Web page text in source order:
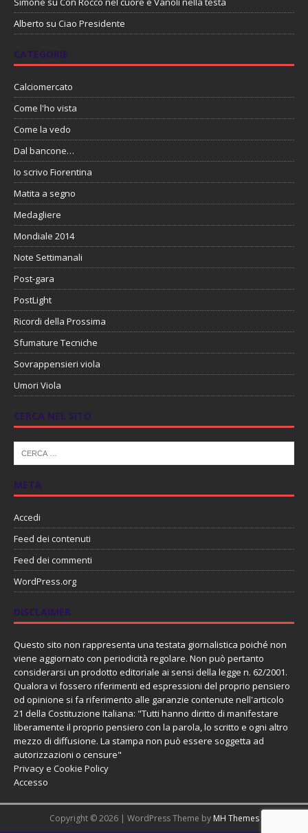
Alberto su Ciao Presidente
CATEGORIE
Calciomercato
Come l'ho vista
Come la vedo
Dal bancone…
Io scrivo Fiorentina
Matita a segno
Medagliere
Mondiale 2014
Note Settimanali
Post-gara
PostLight
Ricordi della Prossima
Sfumature Tecniche
Sovrappensieri viola
Umori Viola
CERCA NEL SITO
META
Accedi
Feed dei contenuti
Feed dei commenti
WordPress.org
DISCLAIMER
Questo sito non rappresenta una testata giornalistica poiché non
viene aggiornato con periodicità regolare. Non può pertanto
considerarsi un prodotto editoriale ai sensi della legge n. 62/2001.
Qualora vi fossero riferimenti ed espressioni del proprio pensiero
od opinione si fa riferimento alle garanzie contenute nell'articolo
21 della Costituzione Italiana: "Tutti hanno diritto di manifestare
liberamente il proprio pensiero con la parola, lo scritto e ogni altro
mezzo di diffusione. La stampa non può essere soggetta ad
autorizzazioni o censure"
Privacy e Cookie Policy
Accesso
Copyright © 2026 | WordPress Theme by MH Themes